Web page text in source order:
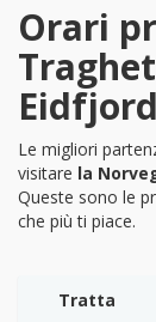
Orari
Eidfjord
Le migliori
visitare la
Queste sono le
che più ti piace.
Tratta